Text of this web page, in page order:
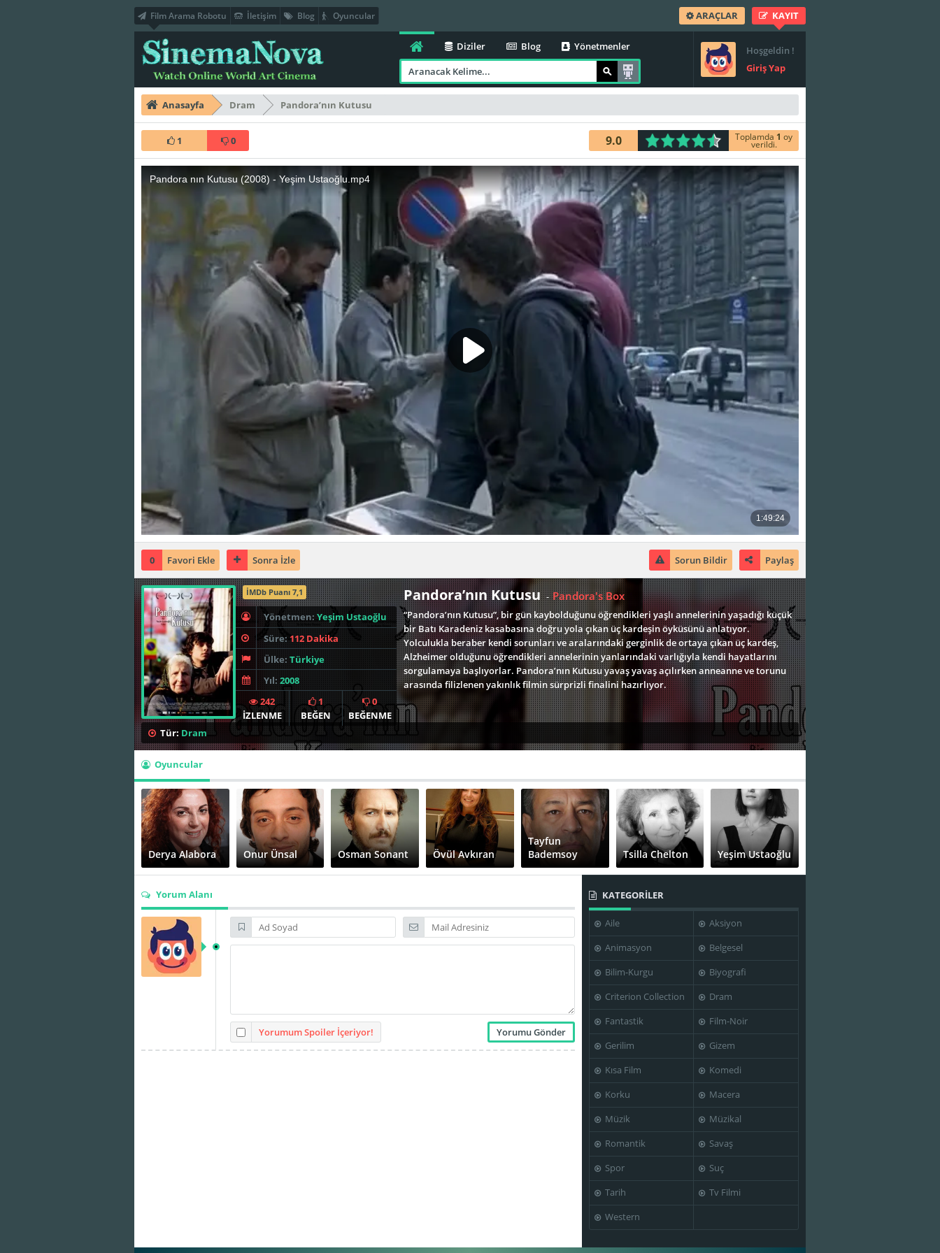
Film Arama Robotu İletişim Blog Oyuncular ARAÇLAR KAYIT
Hoşgeldin !
Giriş Yap
Diziler Blog Yönetmenler
Anasayfa Dram Pandora’nın Kutusu
1 0 9.0 Toplamda 1 oy
verildi.
0 Favori Ekle Sonra İzle Paylaş
Sorun Bildir
İMDb Puanı 7,1
Yönetmen: Yeşim Ustaoğlu
Süre: 112 Dakika
Ülke: Türkiye
Yıl: 2008
242
İZLENME
1
BEĞEN
0
BEĞENME
Pandora’nın Kutusu - Pandora's Box
“Pandora’nın Kutusu”, bir gün kaybolduğunu öğrendikleri yaşlı annelerinin yaşadığı küçük
bir Batı Karadeniz kasabasına doğru yola çıkan üç kardeşin öyküsünü anlatıyor.
Yolculukla beraber kendi sorunları ve aralarındaki gerginlik de ortaya çıkan üç kardeş,
Alzheimer olduğunu öğrendikleri annelerinin yanlarındaki varlığıyla kendi hayatlarını
sorgulamaya başlıyorlar. Pandora’nın Kutusu yavaş yavaş açılırken anneanne ve torunu
arasında filizlenen yakınlık filmin sürprizli finalini hazırlıyor.
Tür: Dram
Oyuncular
Derya Alabora Onur Ünsal Osman Sonant Övül Avkıran
Tayfun
Bademsoy
Tsilla Chelton Yeşim Ustaoğlu
Yorum Alanı
Yorumum Spoiler İçeriyor!
KATEGORİLER
Aile
Aksiyon
Animasyon
Belgesel
Bilim-Kurgu
Biyografi
Criterion Collection
Dram
Fantastik
Film-Noir
Gerilim
Gizem
Kısa Film
Komedi
Korku
Macera
Müzik
Müzikal
Romantik
Savaş
Spor
Suç
Tarih
Tv Filmi
Western